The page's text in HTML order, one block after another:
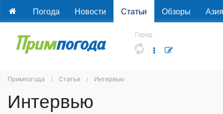
Погода Новости Статьи Обзоры Азия
Город
Примпогода Статьи Интервью
Интервью